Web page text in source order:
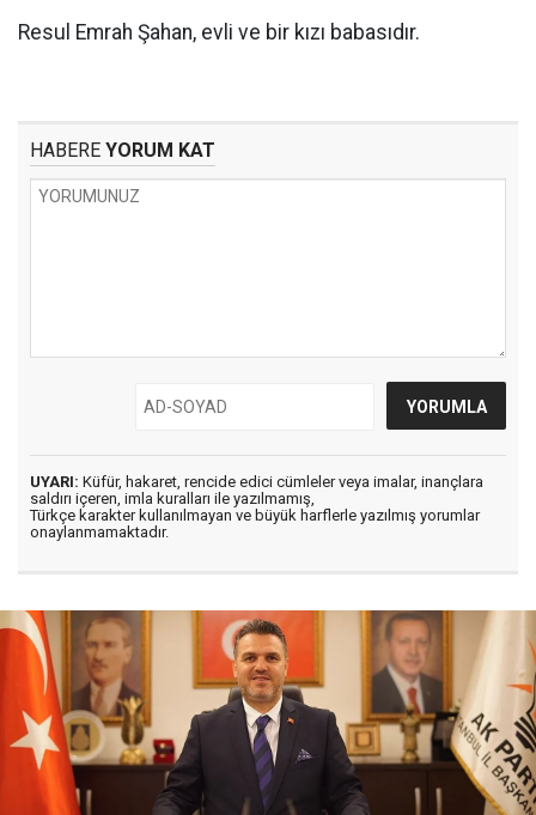
Resul Emrah Şahan, evli ve bir kızı babasıdır.
HABERE YORUM KAT
UYARI: Küfür, hakaret, rencide edici cümleler veya imalar, inançlara
saldırı içeren, imla kuralları ile yazılmamış,
Türkçe karakter kullanılmayan ve büyük harflerle yazılmış yorumlar
onaylanmamaktadır.